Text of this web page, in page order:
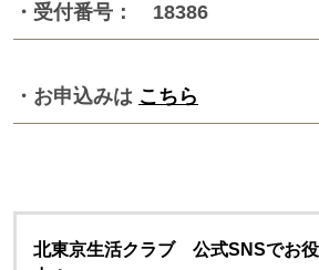
・受付番号： 18386
・お申込みは こちら
北東京生活クラブ 公式SNSでお